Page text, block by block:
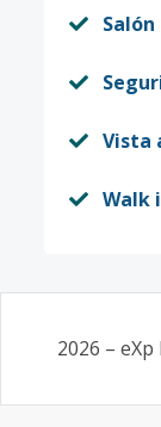
Vista
Walk
2026 – eXp